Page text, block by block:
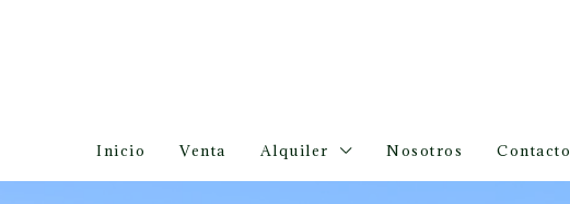
Inicio Venta Alquiler Nosotros Contacto